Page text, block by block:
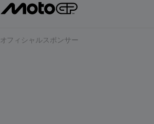
オフィシャルスポンサー